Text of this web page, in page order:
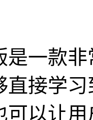
是一款
直接学
可以让